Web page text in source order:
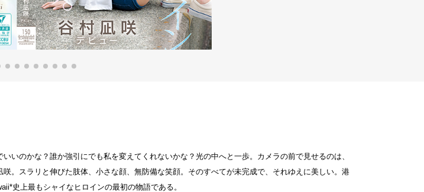
のかな？誰か強引にでも私を変えてくれないかな？光の中へと一歩。カメラの前で見せるのは、
。スラリと伸びた肢体、小さな顔、無防備な笑顔。そのすべてが未完成で、それゆえに美しい。港
史上最もシャイなヒロインの最初の物語である。